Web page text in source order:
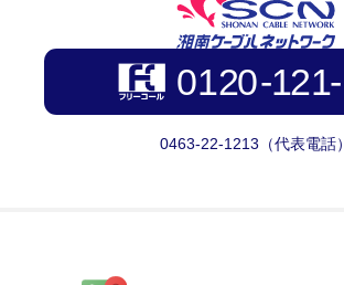
0463-22-1213（代表電話）